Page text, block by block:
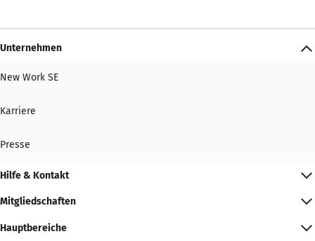
Unternehmen
New Work SE
Karriere
Presse
Hilfe & Kontakt
Mitgliedschaften
Hauptbereiche